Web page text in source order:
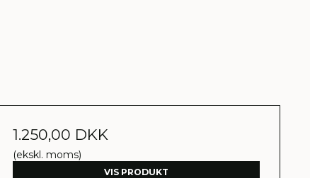
1.250,00 DKK
(ekskl. moms)
VIS PRODUKT